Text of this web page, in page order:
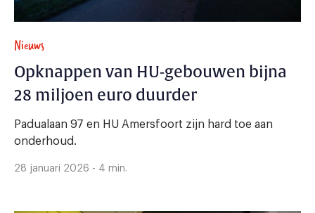
Nieuws
Opknappen van HU-gebouwen bijna
28 miljoen euro duurder
Padualaan 97 en HU Amersfoort zijn hard toe aan
onderhoud.
28 januari 2026 - 4 min.